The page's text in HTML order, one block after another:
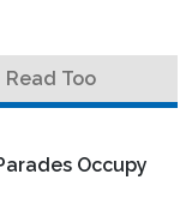
Read Too
Occupy